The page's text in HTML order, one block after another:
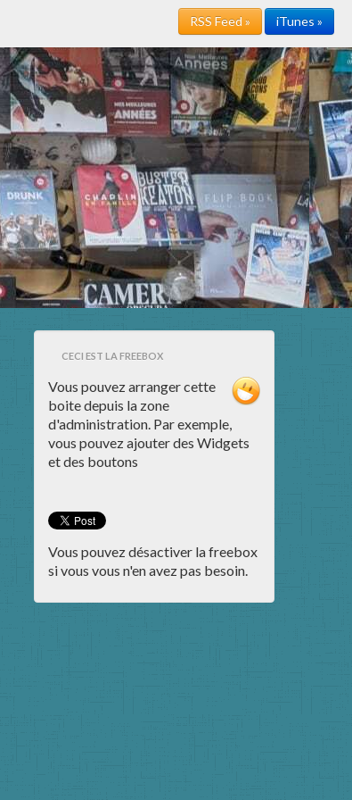
RSS Feed » iTunes »
CECI EST LA FREEBOX
Vous pouvez arranger cette
boite depuis la zone
d'administration. Par exemple,
vous pouvez ajouter des Widgets
et des boutons
Vous pouvez désactiver la freebox
si vous vous n'en avez pas besoin.